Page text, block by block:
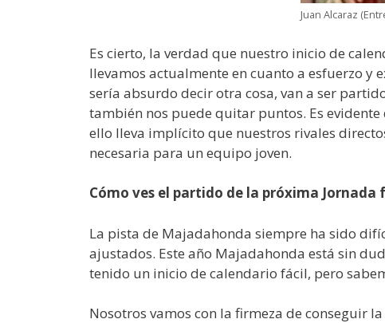
Juan Alcaraz
Es cierto, la verdad que nuestro inicio de
llevamos actualmente en cuanto a esfuerzo y
sería absurdo decir otra cosa, van a ser
también nos puede quitar puntos. Es
ello lleva implícito que nuestros rivales
necesaria para un equipo joven.
Cómo ves el partido de la próxima
La pista de Majadahonda siempre ha sido
ajustados. Este año Majadahonda está sin
tenido un inicio de calendario fácil, pero
Nosotros vamos con la firmeza de conseguir